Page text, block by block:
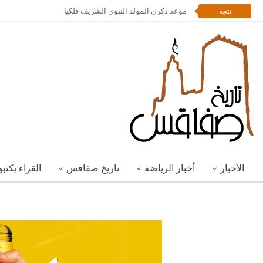
تتجه موعد ذكرى المولد النبوي الشريف فلكيا
الأخبار أخبار الرياضة تاريخ صفاقس القراء